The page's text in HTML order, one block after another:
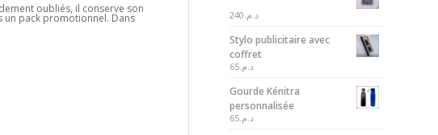
oubliés, il conserve son
un pack promotionnel. Dans د.م.240
Stylo publicitaire avec
coffret
د.م.65
Gourde Kénitra
personnalisée
د.م.65